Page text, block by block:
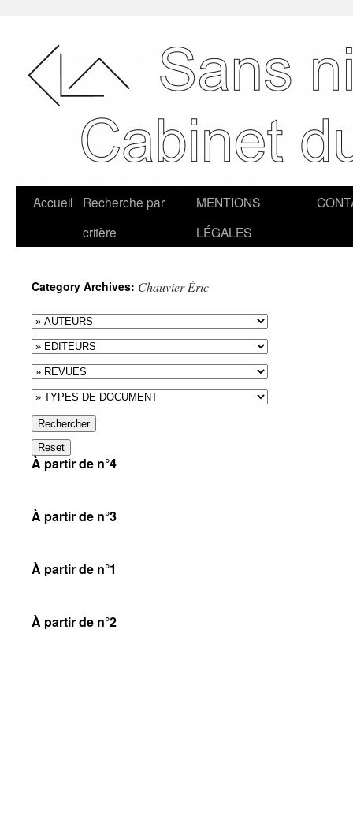
Accueil
Recherche par
critère
MENTIONS
LÉGALES
Category Archives: Chauvier Éric
Rechercher
Reset
À partir de n°4
À partir de n°3
À partir de n°1
À partir de n°2